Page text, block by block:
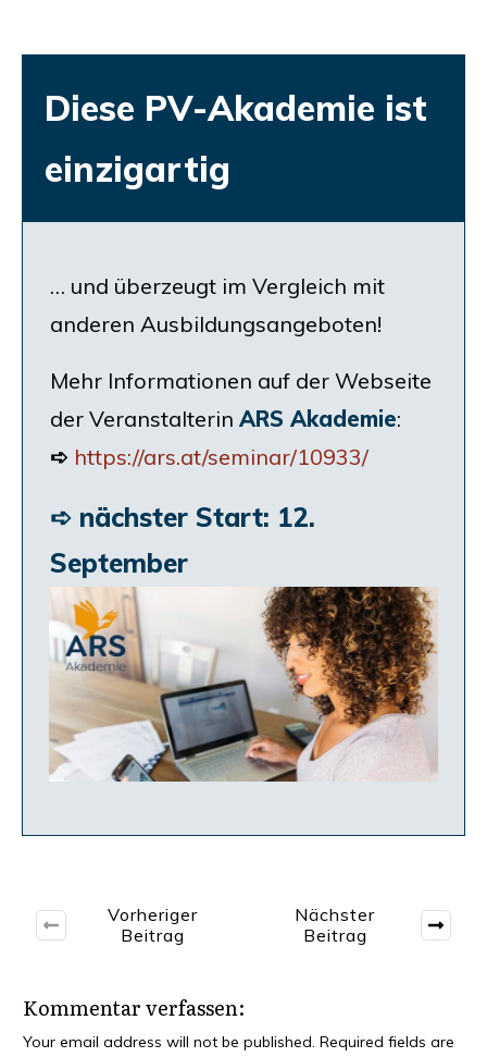
Die­se PV-Aka­de­mie ist
einzigartig
… und über­zeugt im Ver­gleich mit
ande­ren Ausbildungsangeboten!
Mehr Infor­ma­tio­nen auf der Web­sei­te
der Ver­an­stal­te­rin ARS Aka­de­mie:
➪ https://ars.at/seminar/10933/
➪ nächs­ter Start: 12.
September
Vorheriger
Beitrag
Nächster
Beitrag
Kommentar verfassen:
Your email address will not be published. Required fields are